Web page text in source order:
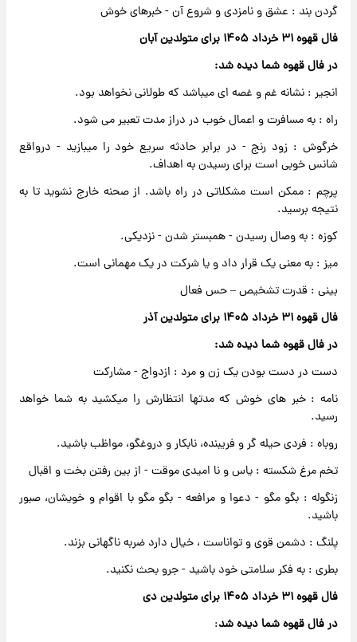
گردن بند : عشق و نامزدی و شروع آن - خبرهای خوش
فال قهوه ۳۱ خرداد ۱۴۰۵ برای متولدین آبان
در فال قهوه شما دیده شد:
انجیر : نشانه غم و غصه ای میباشد که طولانی نخواهد بود.
راه : به مسافرت و اعمال خوب در دراز مدت تعبیر می شود.
خرگوش : زود رنج - در برابر حادثه سریع خود را میبازید - درواقع
شانس خوبی است برای رسیدن به اهداف.
پرچم : ممکن است مشکلاتی در راه باشد. از صحنه خارج نشوید تا به
نتیجه برسید.
کوزه : به وصال رسیدن - همبستر شدن - نزدیکی.
میز : به معنی یک قرار داد و یا شرکت در یک مهمانی است.
بینی : قدرت تشخیص – حس فعال
فال قهوه ۳۱ خرداد ۱۴۰۵ برای متولدین آذر
در فال قهوه شما دیده شد:
دست در دست بودن یک زن و مرد : ازدواج - مشارکت
نامه : خبر های خوش که مدتها انتظارش را میکشید به شما خواهد
رسید.
روباه : فردی حیله گر و فریبنده، نابکار و دروغگو، مواظب باشید.
تخم مرغ شکسته : یاس و نا امیدی موقت - از بین رفتن بخت و اقبال
زنگوله : بگو مگو - دعوا و مرافعه - بگو مگو با اقوام و خویشان، صبور
باشید.
پلنگ : دشمن قوی و تواناست ، خیال دارد ضربه ناگهانی بزند.
بطری : به فکر سلامتی خود باشید - جرو بحث نکنید.
فال قهوه ۳۱ خرداد ۱۴۰۵ برای متولدین دی
در فال قهوه شما دیده شد: